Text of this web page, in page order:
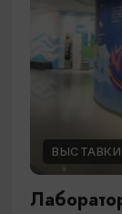
ВЫСТАВКИ